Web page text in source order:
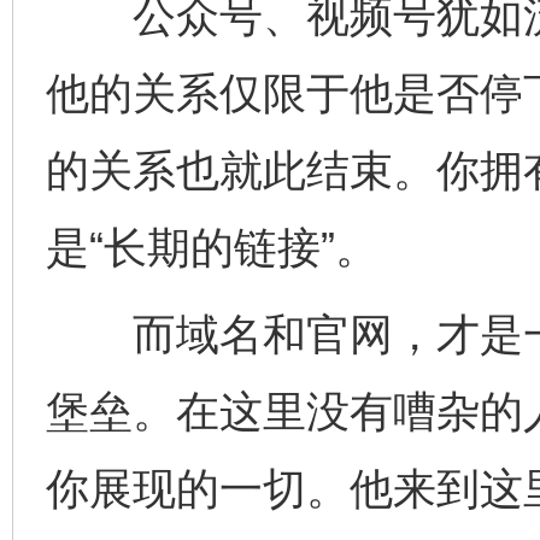
公众号、视频号犹如
他的关系仅限于他是否
的关系也就此结束。你拥
是“长期的链接”。
而域名和官网，才是
堡垒。在这里没有嘈杂
你展现的一切。他来到